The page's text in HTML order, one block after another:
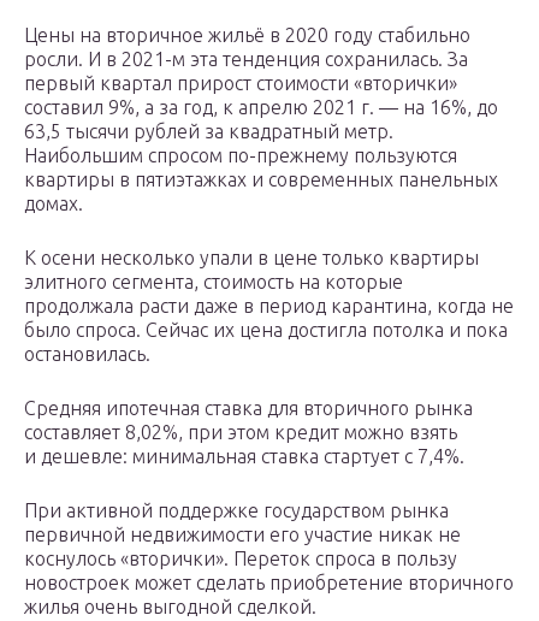
Цены на вторичное жильё в 2020 году стабильно
росли. И в 2021-м эта тенденция сохранилась. За
первый квартал прирост стоимости «вторички»
составил 9%, а за год, к апрелю 2021 г. — на 16%, до
63,5 тысячи рублей за квадратный метр.
Наибольшим спросом по-прежнему пользуются
квартиры в пятиэтажках и современных панельных
домах.
К осени несколько упали в цене только квартиры
элитного сегмента, стоимость на которые
продолжала расти даже в период карантина, когда не
было спроса. Сейчас их цена достигла потолка и пока
остановилась.
Средняя ипотечная ставка для вторичного рынка
составляет 8,02%, при этом кредит можно взять
и дешевле: минимальная ставка стартует с 7,4%.
При активной поддержке государством рынка
первичной недвижимости его участие никак не
коснулось «вторички». Переток спроса в пользу
новостроек может сделать приобретение вторичного
жилья очень выгодной сделкой.